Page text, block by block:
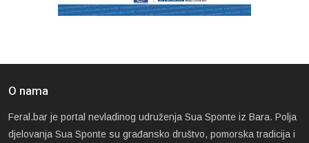
O nama
Feral.bar je portal nevladinog udruženja Sua Sponte iz Bara. Polja
djelovanja Sua Sponte su građansko društvo, pomorska tradicija i